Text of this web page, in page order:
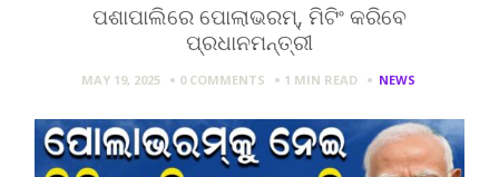
ପଶାପାଲିରେ ପୋଲାଭରମ୍, ମିଟିଂ କରିବେ
ପ୍ରଧାନମନ୍ତ୍ରୀ
MAY 19, 2025 0 COMMENTS 1 MIN READ NEWS